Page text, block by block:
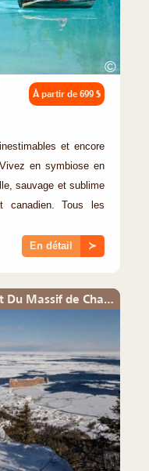
©
À partir de 699 $
et encore
en symbiose en
sauvage et sublime
canadien. Tous les
En détail ≻
Sur les Pentes de Ste - Anne et Du Massif de Charlevoix